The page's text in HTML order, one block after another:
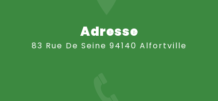
Adresse
83 Rue De Seine 94140 Alfortville